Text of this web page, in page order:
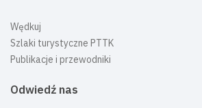
Wędkuj
Szlaki turystyczne PTTK
Publikacje i przewodniki
Odwiedź nas